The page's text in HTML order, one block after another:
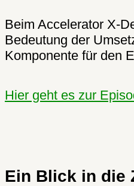
Beim Accelerator X-
Bedeutung der
Komponente für den
Hier geht es zur
Ein Blick in die